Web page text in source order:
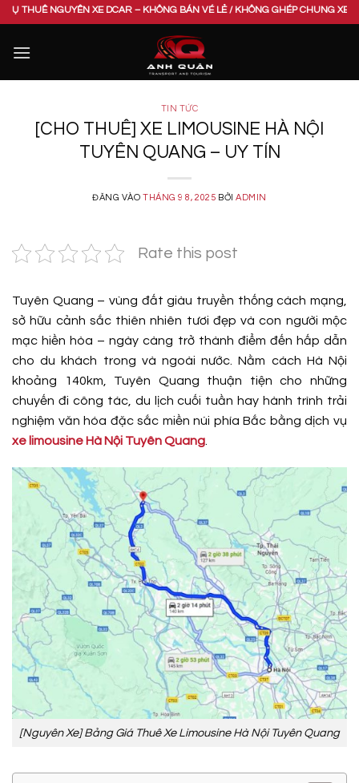
Bỏ
nội
XE DCAR – KHÔNG BÁN VÉ LẺ / KHÔNG GHÉP CHUNG XE. VUI LÒNG
TIN TỨC
[CHO THUÊ] XE LIMOUSINE HÀ NỘI
TUYÊN QUANG – UY TÍN
ĐĂNG VÀO THÁNG 9 8, 2025 BỞIADMIN
Rate this post
Tuyên Quang – vùng đất giàu truyền thống cách mạng,
sở hữu cảnh sắc thiên nhiên tươi đẹp và con người mộc
mạc hiền hòa – ngày càng trở thành điểm đến hấp dẫn
cho du khách trong và ngoài nước. Nằm cách Hà Nội
khoảng 140km, Tuyên Quang thuận tiện cho những
chuyến đi công tác, du lịch cuối tuần hay hành trình trải
nghiệm văn hóa đặc sắc miền núi phía Bắc bằng dịch vụ
xe limousine Hà Nội Tuyên Quang
[Nguyên Xe] Bảng Giá Thuê Xe Limousine Hà Nội Tuyên Quang